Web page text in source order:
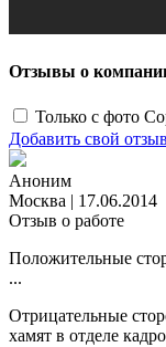
Отзывы о
Только с фото
Добавить свой отзыв
Аноним
Москва | 17.06.2014
Отзыв о работе
Положительные
...
Отрицательные
хамят в отделе